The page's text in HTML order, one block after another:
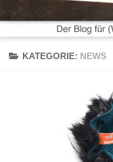
KATEGORIE: NEWS